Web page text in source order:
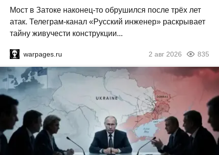
Мост в Затоке наконец-то обрушился после трёх лет
атак. Телеграм-канал «Русский инженер» раскрывает
тайну живучести конструкции...
warpages.ru 2 авг 2026 835